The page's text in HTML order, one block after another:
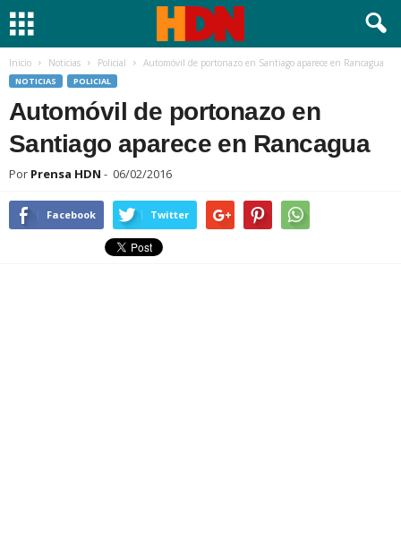
Inicio Noticias Policial Automóvil de portonazo en Santiago aparece en Rancagua
NOTICIAS POLICIAL
Automóvil de portonazo en
Santiago aparece en Rancagua
Por Prensa HDN - 06/02/2016
Facebook Twitter